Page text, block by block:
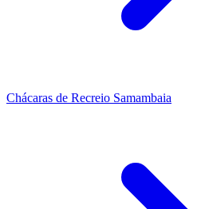
Chácaras de Recreio Samambaia